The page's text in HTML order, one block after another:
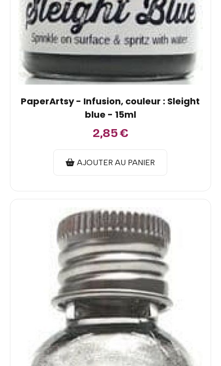
PaperArtsy - Infusion, couleur : Sleight
blue - 15ml
2,85€
AJOUTER AU PANIER